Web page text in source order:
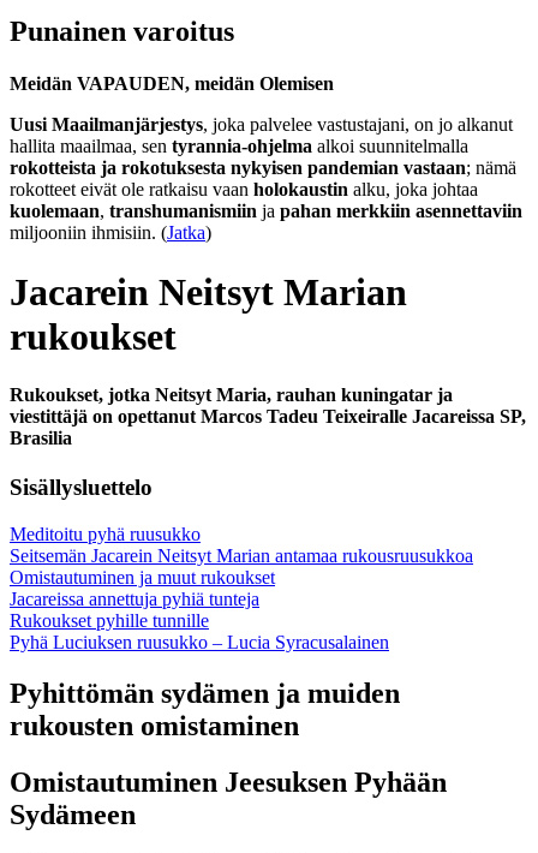
Punainen varoitus
Meidän VAPAUDEN, meidän Olemisen
Uusi Maailmanjärjestys, joka palvelee vastustajani, on jo alkanut
hallita maailmaa, sen tyrannia-ohjelma alkoi suunnitelmalla
rokotteista ja rokotuksesta nykyisen pandemian vastaan; nämä
rokotteet eivät ole ratkaisu vaan holokaustin alku, joka johtaa
kuolemaan, transhumanismiin ja pahan merkkiin asennettaviin
miljooniin ihmisiin. (Jatka)
Jacarein Neitsyt Marian
rukoukset
Rukoukset, jotka Neitsyt Maria, rauhan kuningatar ja
viestittäjä on opettanut Marcos Tadeu Teixeiralle Jacareissa SP,
Brasilia
Sisällysluettelo
Meditoitu pyhä ruusukko
Seitsemän Jacarein Neitsyt Marian antamaa rukousruusukkoa
Omistautuminen ja muut rukoukset
Jacareissa annettuja pyhiä tunteja
Rukoukset pyhille tunnille
Pyhä Luciuksen ruusukko – Lucia Syracusalainen
Pyhittömän sydämen ja muiden
rukousten omistaminen
Omistautuminen Jeesuksen Pyhään
Sydämeen